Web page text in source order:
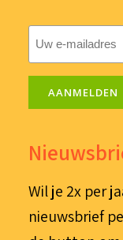
mailadres
AANMELDEN
Wil je 2x per
nieuwsbrief